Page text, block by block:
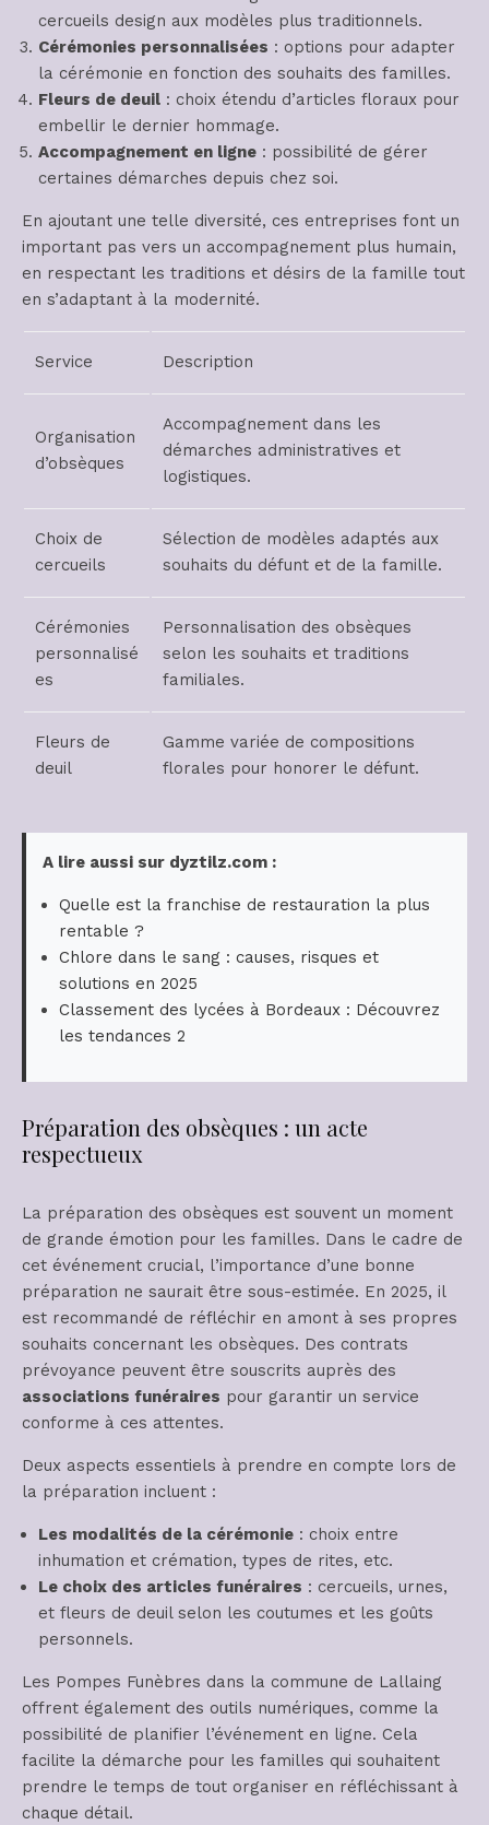
cercueils design aux modèles plus traditionnels.
Cérémonies personnalisées : options pour adapter
la cérémonie en fonction des souhaits des familles.
Fleurs de deuil : choix étendu d’articles floraux pour
embellir le dernier hommage.
Accompagnement en ligne : possibilité de gérer
certaines démarches depuis chez soi.
En ajoutant une telle diversité, ces entreprises font un
important pas vers un accompagnement plus humain,
en respectant les traditions et désirs de la famille tout
en s’adaptant à la modernité.
Service Description
Organisation
d’obsèques
Accompagnement dans les
démarches administratives et
logistiques.
Choix de
cercueils
Sélection de modèles adaptés aux
souhaits du défunt et de la famille.
Cérémonies
personnalisé
es
Personnalisation des obsèques
selon les souhaits et traditions
familiales.
Fleurs de
deuil
Gamme variée de compositions
florales pour honorer le défunt.
A lire aussi sur dyztilz.com :
Quelle est la franchise de restauration la plus
rentable ?
Chlore dans le sang : causes, risques et
solutions en 2025
Classement des lycées à Bordeaux : Découvrez
les tendances 2
Préparation des obsèques : un acte
respectueux
La préparation des obsèques est souvent un moment
de grande émotion pour les familles. Dans le cadre de
cet événement crucial, l’importance d’une bonne
préparation ne saurait être sous-estimée. En 2025, il
est recommandé de réfléchir en amont à ses propres
souhaits concernant les obsèques. Des contrats
prévoyance peuvent être souscrits auprès des
associations funéraires pour garantir un service
conforme à ces attentes.
Deux aspects essentiels à prendre en compte lors de
la préparation incluent :
Les modalités de la cérémonie : choix entre
inhumation et crémation, types de rites, etc.
Le choix des articles funéraires : cercueils, urnes,
et fleurs de deuil selon les coutumes et les goûts
personnels.
Les Pompes Funèbres dans la commune de Lallaing
offrent également des outils numériques, comme la
possibilité de planifier l’événement en ligne. Cela
facilite la démarche pour les familles qui souhaitent
prendre le temps de tout organiser en réfléchissant à
chaque détail.